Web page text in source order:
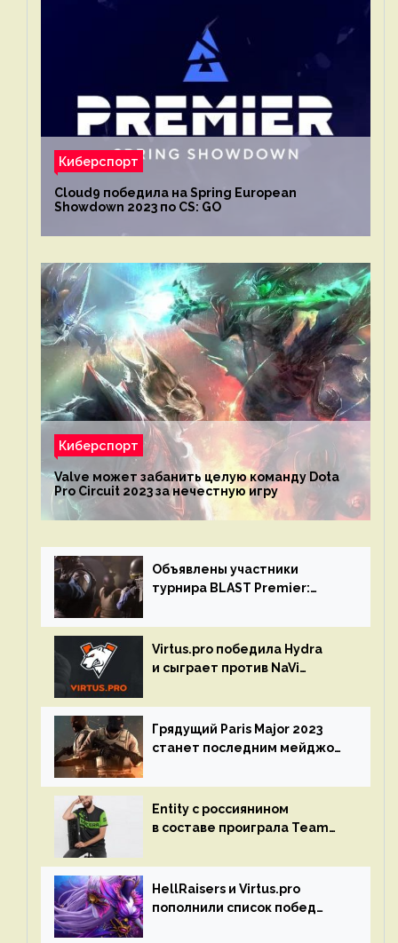
Киберспорт
Cloud9 победила на Spring European
Showdown 2023 по CS: GO
Киберспорт
Valve может забанить целую команду Dota
Pro Circuit 2023 за нечестную игру
Объявлены участники
турнира BLAST Premier:
Virtus.pro победила Hydra
и сыграет против NaVi
Грядущий Paris Major 2023
станет последним мейджор-
Entity с россиянином
в составе проиграла Team
HellRaisers и Virtus.pro
пополнили список побед